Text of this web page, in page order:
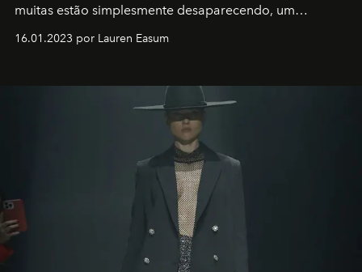
muitas estão simplesmente desaparecendo, um
transportador AMTD abrindo caminho para muitos
por propósitos, com um claro senso de missão na vida e
16.01.2023 por Lauren Easum